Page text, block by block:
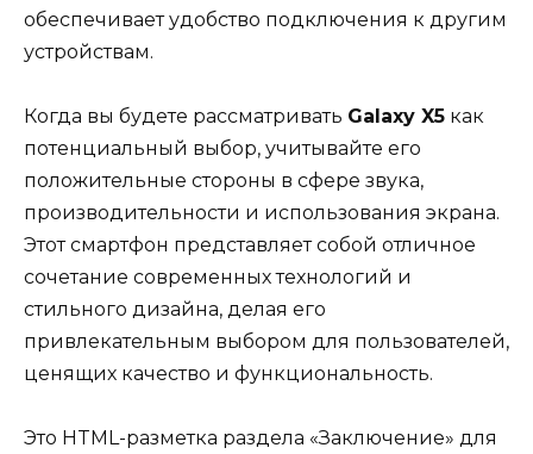
обеспечивает удобство подключения к другим
устройствам.
Когда вы будете рассматривать Galaxy X5 как
потенциальный выбор, учитывайте его
положительные стороны в сфере звука,
производительности и использования экрана.
Этот смартфон представляет собой отличное
сочетание современных технологий и
стильного дизайна, делая его
привлекательным выбором для пользователей,
ценящих качество и функциональность.
Это HTML-разметка раздела «Заключение» для